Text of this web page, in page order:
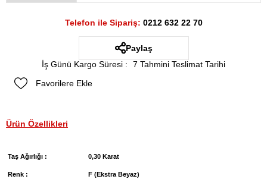
Telefon ile Sipariş: 0212 632 22 70
Paylaş
İş Günü Kargo Süresi :
7 Tahmini Teslimat Tarihi
Favorilere Ekle
Ürün Özellikleri
Taş Ağırlığı : 0,30 Karat
Renk : F (Ekstra Beyaz)